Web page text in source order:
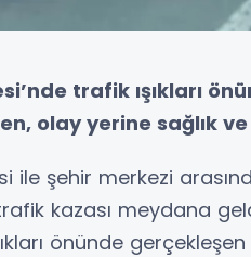
trafik ışıkları
olay yerine sağlık
ile şehir merkezi
kazası meydana
önünde